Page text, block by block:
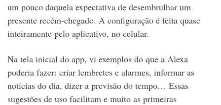
um pouco daquela expectativa de desembrulhar um
presente recém-chegado. A configuração é feita quase
inteiramente pelo aplicativo, no celular.
Na tela inicial do app, vi exemplos do que a Alexa
poderia fazer: criar lembretes e alarmes, informar as
notícias do dia, dizer a previsão do tempo… Essas
sugestões de uso facilitam e muito as primeiras